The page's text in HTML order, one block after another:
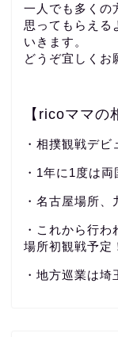
一人でも多くの
思ってもらえる
いきます。
どうぞ宜しくお
【ricoママの
・相撲観戦デビ
・1年に1度は
・名古屋場所、
・これから行
場所初観戦予定
・地方巡業は埼